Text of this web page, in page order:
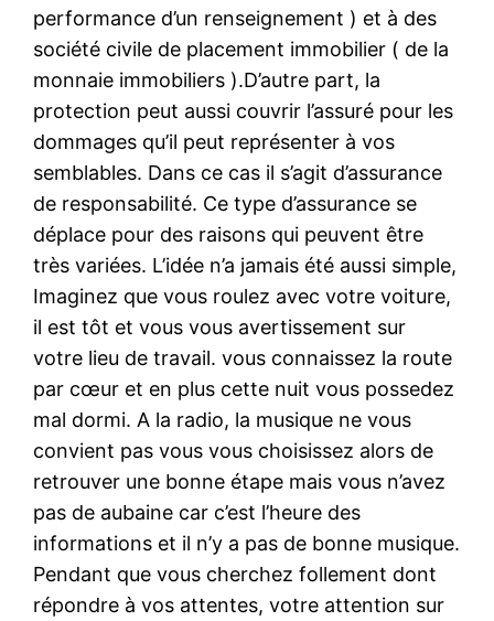
performance d’un renseignement ) et à des
société civile de placement immobilier ( de la
monnaie immobiliers ).D’autre part, la
protection peut aussi couvrir l’assuré pour les
dommages qu’il peut représenter à vos
semblables. Dans ce cas il s’agit d’assurance
de responsabilité. Ce type d’assurance se
déplace pour des raisons qui peuvent être
très variées. L’idée n’a jamais été aussi simple,
Imaginez que vous roulez avec votre voiture,
il est tôt et vous vous avertissement sur
votre lieu de travail. vous connaissez la route
par cœur et en plus cette nuit vous possedez
mal dormi. A la radio, la musique ne vous
convient pas vous vous choisissez alors de
retrouver une bonne étape mais vous n’avez
pas de aubaine car c’est l’heure des
informations et il n’y a pas de bonne musique.
Pendant que vous cherchez follement dont
répondre à vos attentes, votre attention sur